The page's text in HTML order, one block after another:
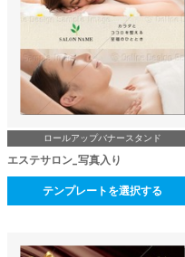
ロールアップバナースタンド
エステサロン_写真入り
テンプレートを選択する